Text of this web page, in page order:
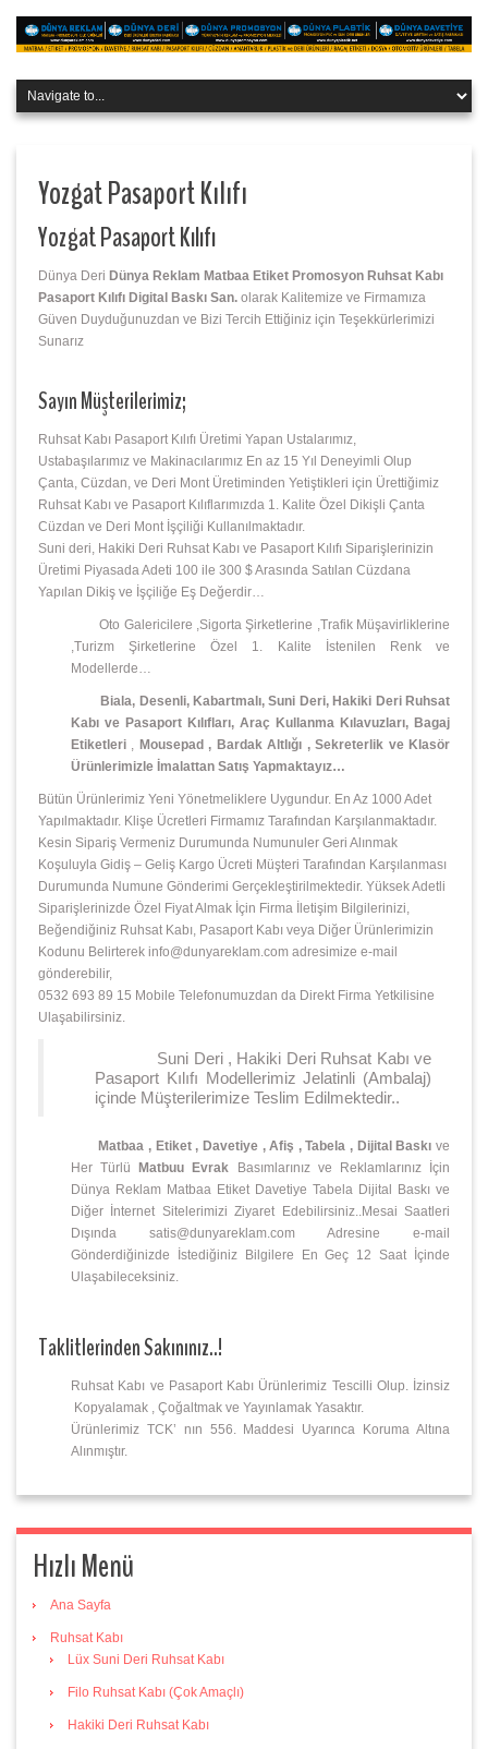
Yozgat Pasaport Kılıfı
Yozgat Pasaport Kılıfı
Dünya Deri Dünya Reklam Matbaa Etiket Promosyon Ruhsat Kabı
Pasaport Kılıfı Digital Baskı San. olarak Kalitemize ve Firmamıza
Güven Duyduğunuzdan ve Bizi Tercih Ettiğiniz için Teşekkürlerimizi
Sunarız
Sayın Müşterilerimiz;
Ruhsat Kabı Pasaport Kılıfı Üretimi Yapan Ustalarımız,
Ustabaşılarımız ve Makinacılarımız En az 15 Yıl Deneyimli Olup
Çanta, Cüzdan, ve Deri Mont Üretiminden Yetiştikleri için Ürettiğimiz
Ruhsat Kabı ve Pasaport Kılıflarımızda 1. Kalite Özel Dikişli Çanta
Cüzdan ve Deri Mont İşçiliği Kullanılmaktadır.
Suni deri, Hakiki Deri Ruhsat Kabı ve Pasaport Kılıfı Siparişlerinizin
Üretimi Piyasada Adeti 100 ile 300 $ Arasında Satılan Cüzdana
Yapılan Dikiş ve İşçiliğe Eş Değerdir…
Oto Galericilere ,Sigorta Şirketlerine ,Trafik Müşavirliklerine
,Turizm Şirketlerine Özel 1. Kalite İstenilen Renk ve
Modellerde…
Biala, Desenli, Kabartmalı, Suni Deri, Hakiki Deri Ruhsat
Kabı ve Pasaport Kılıfları, Araç Kullanma Kılavuzları, Bagaj
Etiketleri , Mousepad , Bardak Altlığı , Sekreterlik ve Klasör
Ürünlerimizle İmalattan Satış Yapmaktayız…
Bütün Ürünlerimiz Yeni Yönetmeliklere Uygundur. En Az 1000 Adet
Yapılmaktadır. Klişe Ücretleri Firmamız Tarafından Karşılanmaktadır.
Kesin Sipariş Vermeniz Durumunda Numunuler Geri Alınmak
Koşuluyla Gidiş – Geliş Kargo Ücreti Müşteri Tarafından Karşılanması
Durumunda Numune Gönderimi Gerçekleştirilmektedir. Yüksek Adetli
Siparişlerinizde Özel Fiyat Almak İçin Firma İletişim Bilgilerinizi,
Beğendiğiniz Ruhsat Kabı, Pasaport Kabı veya Diğer Ürünlerimizin
Kodunu Belirterek info@dunyareklam.com adresimize e-mail
gönderebilir,
0532 693 89 15 Mobile Telefonumuzdan da Direkt Firma Yetkilisine
Ulaşabilirsiniz.
Suni Deri , Hakiki Deri Ruhsat Kabı ve
Pasaport Kılıfı Modellerimiz Jelatinli (Ambalaj)
içinde Müşterilerimize Teslim Edilmektedir..
Matbaa , Etiket , Davetiye , Afiş , Tabela , Dijital Baskı ve
Her Türlü
Matbuu Evrak Basımlarınız ve Reklamlarınız İçin
Dünya Reklam Matbaa Etiket Davetiye Tabela Dijital Baskı ve
Diğer İnternet Sitelerimizi Ziyaret Edebilirsiniz..Mesai Saatleri
Dışında satis@dunyareklam.com Adresine e-mail
Gönderdiğinizde İstediğiniz Bilgilere En Geç 12 Saat İçinde
Ulaşabileceksiniz.
Taklitlerinden Sakınınız..!
Ruhsat Kabı ve Pasaport Kabı Ürünlerimiz Tescilli Olup. İzinsiz
Kopyalamak , Çoğaltmak ve Yayınlamak Yasaktır.
Ürünlerimiz TCK’ nın 556. Maddesi Uyarınca Koruma Altına
Alınmıştır.
Hızlı Menü
Ana Sayfa
Ruhsat Kabı
Lüx Suni Deri Ruhsat Kabı
Filo Ruhsat Kabı (Çok Amaçlı)
Hakiki Deri Ruhsat Kabı